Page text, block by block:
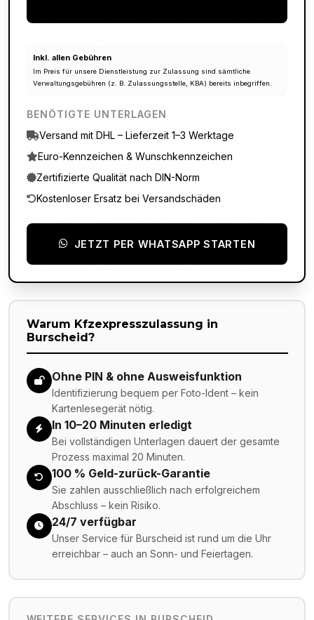
Inkl. allen Gebühren
Im Preis für unsere Dienstleistung zur Zulassung sind sämtliche
Verwaltungsgebühren (z. B. Zulassungsstelle, KBA) bereits inbegriffen.
BENÖTIGTE UNTERLAGEN
Versand mit DHL – Lieferzeit 1–3 Werktage
Euro-Kennzeichen & Wunschkennzeichen
Zertifizierte Qualität nach DIN-Norm
Kostenloser Ersatz bei Versandschäden
JETZT PER WHATSAPP STARTEN
Warum Kfzexpresszulassung in
Burscheid ?
Ohne PIN & ohne Ausweisfunktion
Identifizierung bequem per Foto-Ident – kein
Kartenlesegerät nötig.
In 10–20 Minuten erledigt
Bei vollständigen Unterlagen dauert der gesamte
Prozess maximal 20 Minuten.
100 % Geld-zurück-Garantie
Sie zahlen ausschließlich nach erfolgreichem
Abschluss – kein Risiko.
24/7 verfügbar
Unser Service für Burscheid ist rund um die Uhr
erreichbar – auch an Sonn- und Feiertagen.